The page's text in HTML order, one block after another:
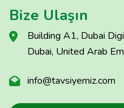
Bize Ulaşın
Building A1, Dubai
Dubai, United Arab
info@tavsiyemiz.com